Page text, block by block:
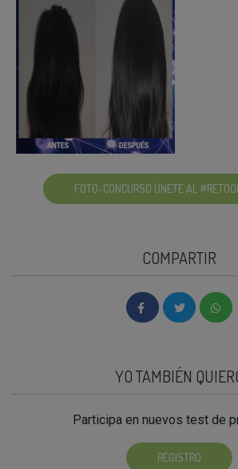
FOTO-CONCURSO ÚNETE AL
COMPARTIR
YO TAMBIÉN
Participa en nuevos test de
REGISTRO